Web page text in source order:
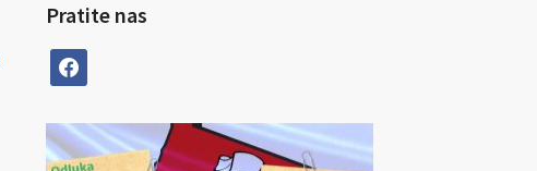
Pratite nas
facebook